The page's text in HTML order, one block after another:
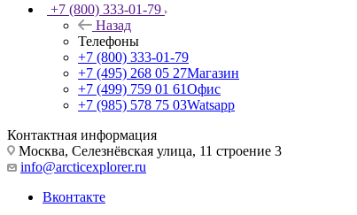
+7 (800) 333-01-79
Назад
Телефоны
+7 (800) 333-01-79
+7 (495) 268 05 27Магазин
+7 (499) 759 01 61Офис
+7 (985) 578 75 03Watsapp
Контактная информация
Москва, Селезнёвская улица, 11 строение 3
info@arcticexplorer.ru
Вконтакте